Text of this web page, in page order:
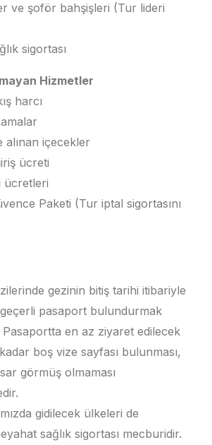
ve şoför bahşişleri (Tur lideri
sigortası
Hizmetler
harcı
alınan içecekler
ücreti
ücretleri
Paketi (Tur iptal sigortasını
gezinin bitiş tarihi itibariyle
pasaport bulundurmak
en az ziyaret edilecek
boş vize sayfası bulunması,
görmüş olmaması
gidilecek ülkeleri de
sağlık sigortası mecburidir.